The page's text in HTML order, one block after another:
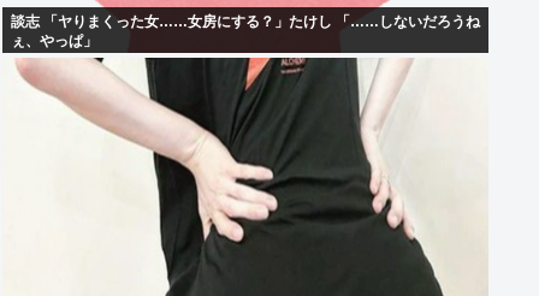
談志 「ヤりまくった女……女房にする？」たけし 「……しないだろうね
ぇ、やっぱ」